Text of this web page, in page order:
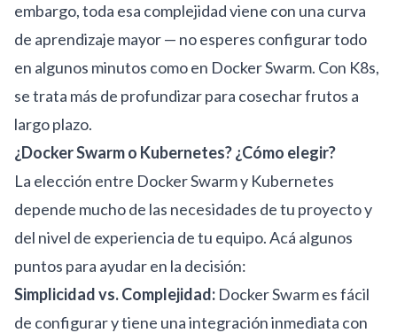
embargo, toda esa complejidad viene con una curva
de aprendizaje mayor — no esperes configurar todo
en algunos minutos como en Docker Swarm. Con K8s,
se trata más de profundizar para cosechar frutos a
largo plazo.
¿Docker Swarm o Kubernetes? ¿Cómo elegir?
La elección entre Docker Swarm y Kubernetes
depende mucho de las necesidades de tu proyecto y
del nivel de experiencia de tu equipo. Acá algunos
puntos para ayudar en la decisión:
Simplicidad vs. Complejidad: Docker Swarm es fácil
de configurar y tiene una integración inmediata con